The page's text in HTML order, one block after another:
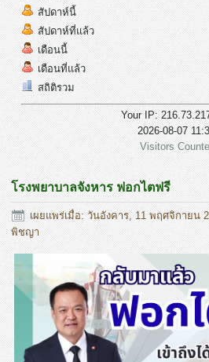
สัปดาห์นี้
สัปดาห์ที่แล้ว
เดือนนี้
เดือนที่แล้ว
สถิติรวม
Your IP:
2026-08-07
Visitors
โรงพยาบาลจังหาร ฟอกไตฟรี
เผยแพร่เมื่อ: วันอังคาร, 11 พฤศจิกายน
พิชญา